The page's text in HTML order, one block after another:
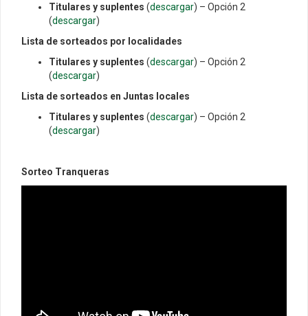
Titulares y suplentes (descargar) – Opción 2
(descargar)
Lista de sorteados por localidades
Titulares y suplentes (descargar) – Opción 2
(descargar)
Lista de sorteados en Juntas locales
Titulares y suplentes (descargar) – Opción 2
(descargar)
Sorteo Tranqueras